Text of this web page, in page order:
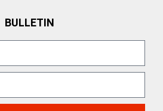
BULLETIN